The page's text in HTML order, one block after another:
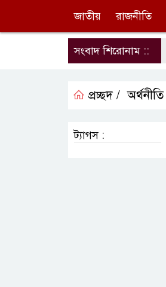
জাতীয় রাজনীতি
সংবাদ শিরোনাম ::
প্রচ্ছদ / অর্থনীতি
ট্যাগস :